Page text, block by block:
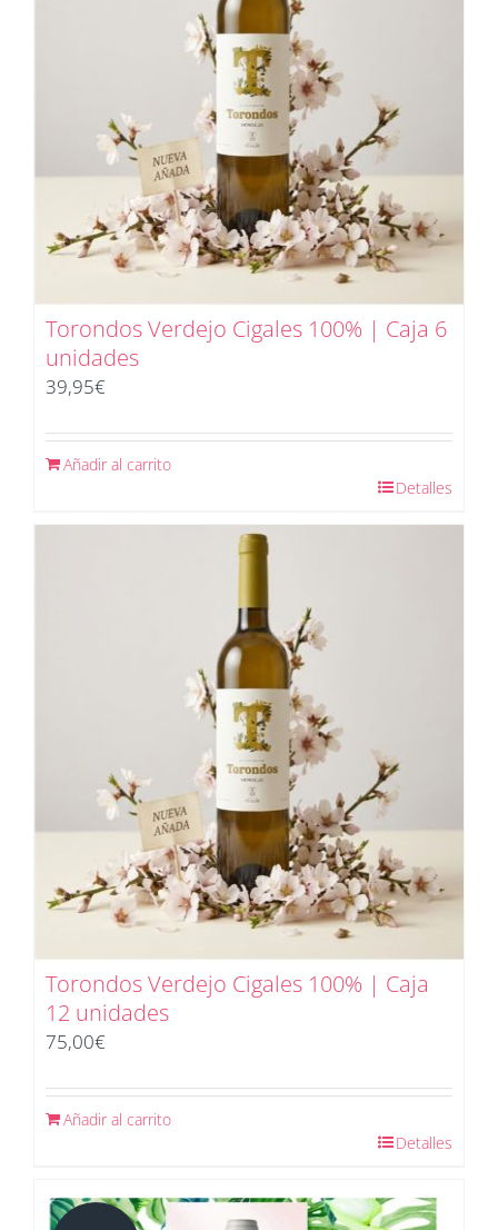
Torondos Verdejo Cigales 100% | Caja 6
unidades
39,95€
Añadir al carrito
Detalles
Torondos Verdejo Cigales 100% | Caja
12 unidades
75,00€
Añadir al carrito
Detalles